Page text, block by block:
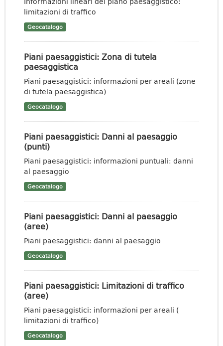
limitazioni di traffico
Geocatalogo
Piani paesaggistici: Zona di tutela
paesaggistica
Piani paesaggistici: informazioni per areali (zone
di tutela paesaggistica)
Geocatalogo
Piani paesaggistici: Danni al paesaggio
(punti)
Piani paesaggistici: informazioni puntuali: danni
al paesaggio
Geocatalogo
Piani paesaggistici: Danni al paesaggio
(aree)
Piani paesaggistici: danni al paesaggio
Geocatalogo
Piani paesaggistici: Limitazioni di traffico
(aree)
Piani paesaggistici: informazioni per areali (
limitazioni di traffico)
Geocatalogo